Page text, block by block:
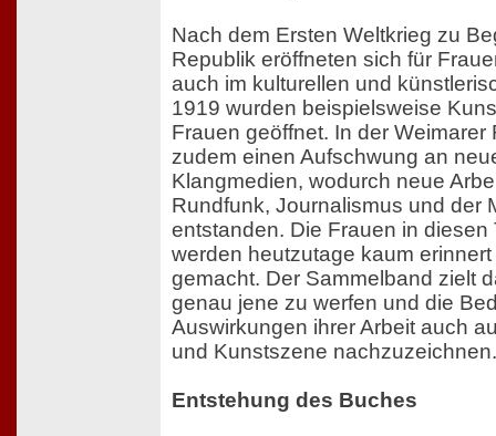
Nach dem Ersten Weltkrieg zu
Republik eröffneten sich für
auch im kulturellen und
1919 wurden beispielsweise
Frauen geöffnet. In der Weimarer
zudem einen Aufschwung an
Klangmedien, wodurch neue
Rundfunk, Journalismus und der
entstanden. Die Frauen in diesen
werden heutzutage kaum
gemacht. Der Sammelband zielt
genau jene zu werfen und die
Auswirkungen ihrer Arbeit auch
und Kunstszene nachzuzeichnen.
Entstehung des Buches